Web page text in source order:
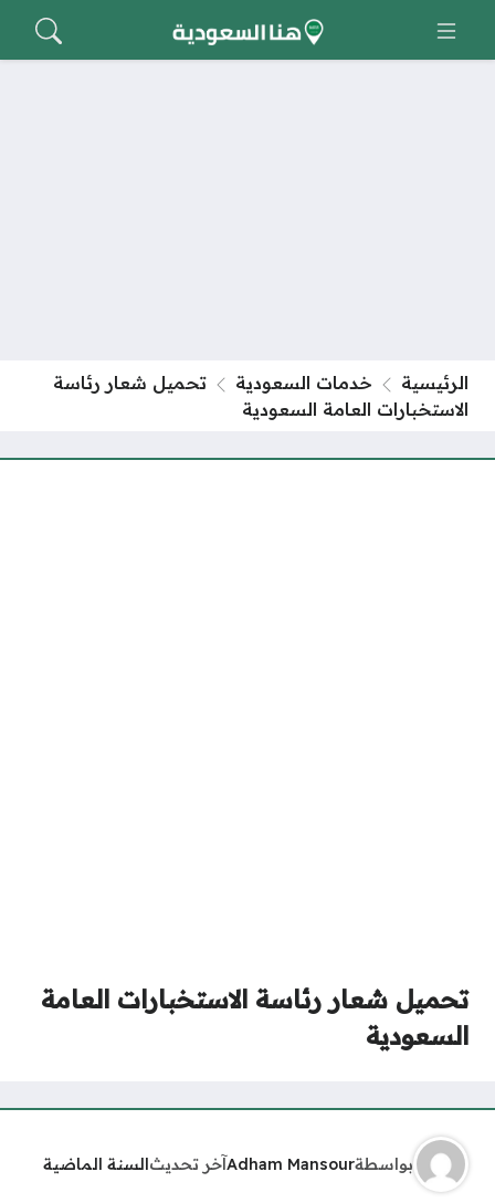
الرئيسية خدمات السعودية
تحميل شعار رئاسة
الاستخبارات العامة السعودية
تحميل شعار رئاسة الاستخبارات العامة
السعودية
بواسطةAdham Mansourآخر تحديثالسنة الماضية